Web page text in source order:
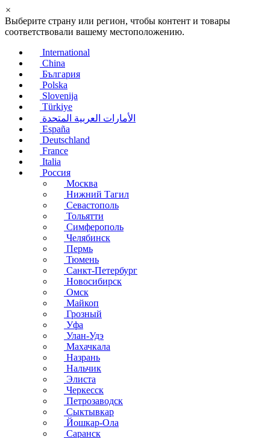
×
Выберите страну или регион, чтобы контент и товары
соответствовали вашему местоположению.
International
China
България
Polska
Slovenija
Türkiye
الأمارات العربية المتحدة
España
Deutschland
France
Italia
Россия
Москва
Нижний Тагил
Севастополь
Тольятти
Симферополь
Челябинск
Пермь
Тюмень
Санкт-Петербург
Новосибирск
Омск
Майкоп
Грозный
Уфа
Улан-Удэ
Махачкала
Назрань
Нальчик
Элиста
Черкесск
Петрозаводск
Сыктывкар
Йошкар-Ола
Саранск